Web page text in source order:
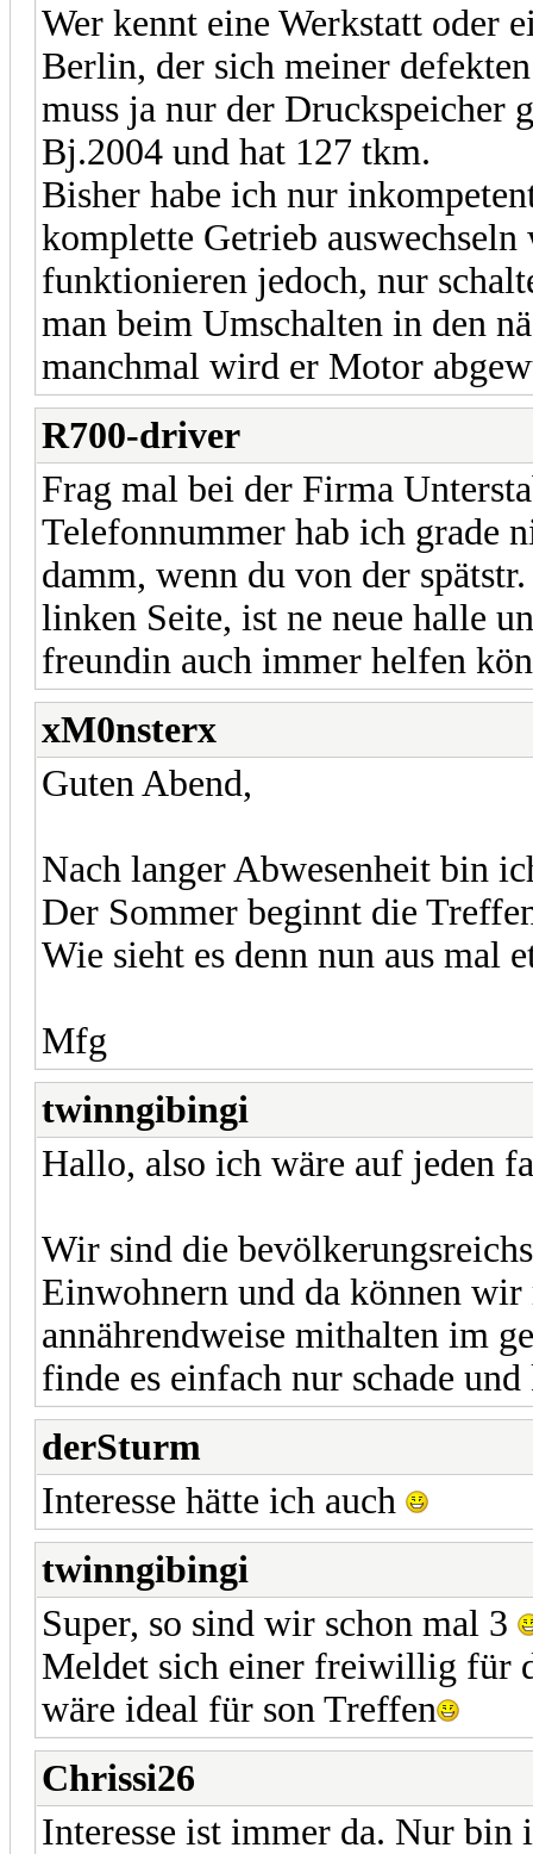
Wer kennt eine Werkstatt oder
Berlin, der sich meiner
muss ja nur der Druckspeicher
Bj.2004 und hat 127 tkm.
Bisher habe ich nur
komplette Getrieb
funktionieren jedoch, nur
man beim Umschalten in den
manchmal wird er Motor
R700-driver
Frag mal bei der Firma
Telefonnummer hab ich grade
damm, wenn du von der
linken Seite, ist ne neue halle
freundin auch immer helfen
xM0nsterx
Guten Abend,
Nach langer Abwesenheit bin
Der Sommer beginnt die
Wie sieht es denn nun aus mal
Mfg
twinngibingi
Hallo, also ich wäre auf jeden
Wir sind die
Einwohnern und da können
annährendweise mithalten im
finde es einfach nur schade
derSturm
Interesse hätte ich auch
twinngibingi
Super, so sind wir schon mal 3
Meldet sich einer freiwillig für
wäre ideal für son Treffen
Chrissi26
Interesse ist immer da. Nur